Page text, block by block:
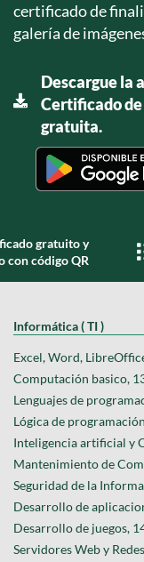
certificado de
galería de
Descargue la
Certificado
gratuita.
gratuito y
con código QR
Informática ( TI )
Excel, Word,
Computación basico,
Lenguajes de
Lógica de
Inteligencia artificial y
Mantenimiento de
Seguridad de la
Desarrollo de
Desarrollo de juegos,
Servidores Web y